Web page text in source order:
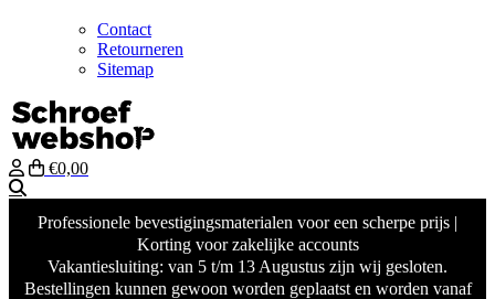
Contact
Retourneren
Sitemap
€0,00
Professionele bevestigingsmaterialen voor een scherpe prijs |
Korting voor zakelijke accounts
Vakantiesluiting: van 5 t/m 13 Augustus zijn wij gesloten.
Bestellingen kunnen gewoon worden geplaatst en worden vanaf